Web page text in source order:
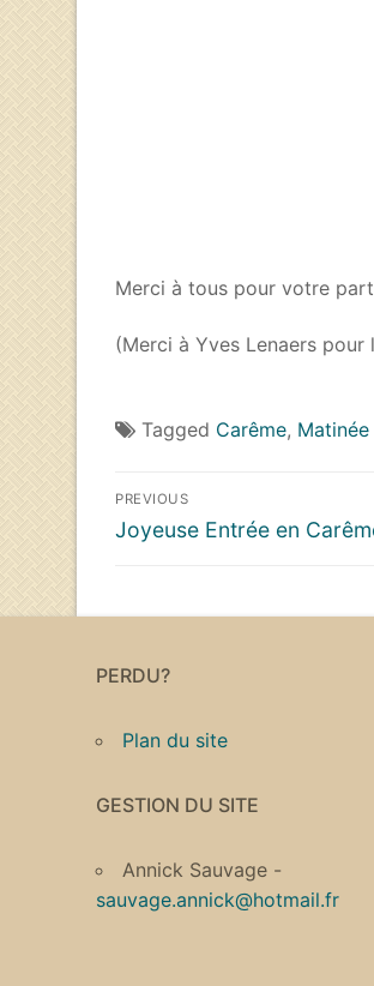
Merci à tous pour votre
(Merci à Yves Lenaers pour
Tagged Carême,
Navigation
de
PREVIOUS
Previous
Joyeuse Entrée en
PERDU?
Plan du site
GESTION DU SITE
Annick Sauvage -
sauvage.annick@hotmail.fr